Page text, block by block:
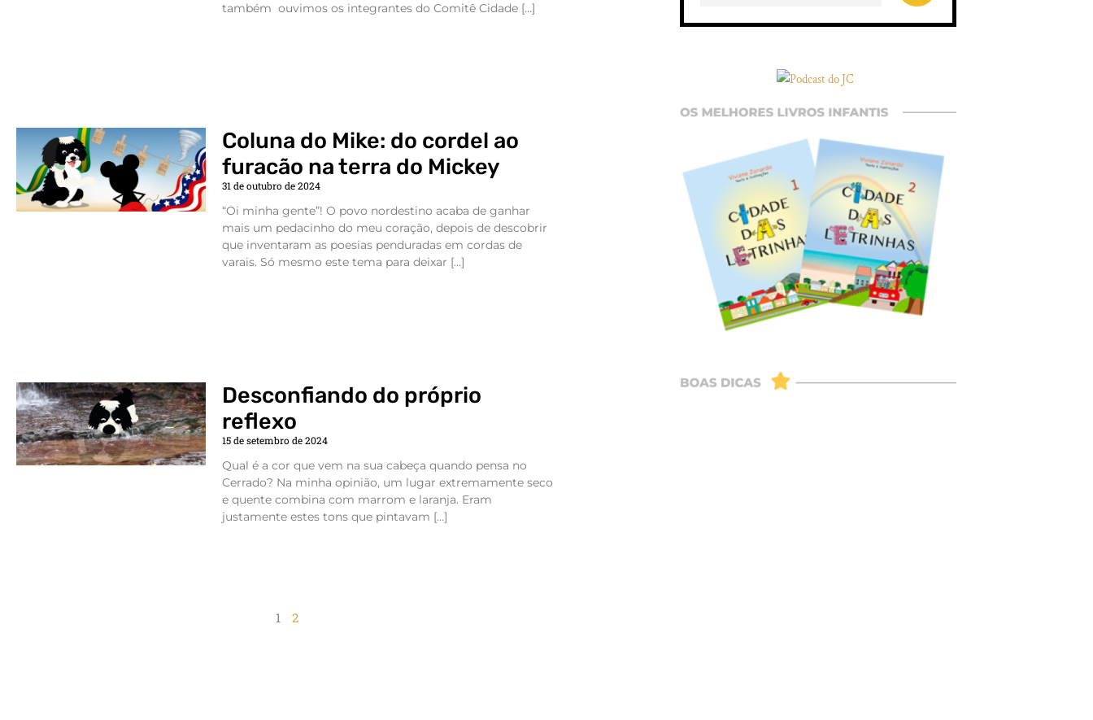
também ouvimos os integrantes do Comitê Cidade […]
Coluna do Mike: do cordel ao
furacão na terra do Mickey
31 de outubro de 2024
“Oi minha gente”! O povo nordestino acaba de ganhar
mais um pedacinho do meu coração, depois de descobrir
que inventaram as poesias penduradas em cordas de
varais. Só mesmo este tema para deixar […]
Desconfiando do próprio
reflexo
15 de setembro de 2024
Qual é a cor que vem na sua cabeça quando pensa no
Cerrado? Na minha opinião, um lugar extremamente seco
e quente combina com marrom e laranja. Eram
justamente estes tons que pintavam […]
1 2